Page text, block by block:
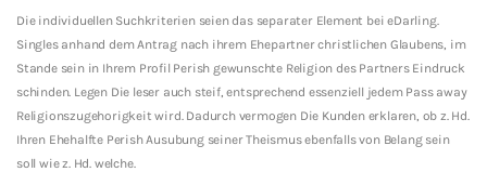
Die individuellen Suchkriterien seien das separater Element bei eDarling.
Singles anhand dem Antrag nach ihrem Ehepartner christlichen Glaubens, im
Stande sein in Ihrem Profil Perish gewunschte Religion des Partners Eindruck
schinden. Legen Die leser auch steif, entsprechend essenziell jedem Pass away
Religionszugehorigkeit wird. Dadurch vermogen Die Kunden erklaren, ob z. Hd.
Ihren Ehehalfte Perish Ausubung seiner Theismus ebenfalls von Belang sein
soll wie z. Hd. welche.